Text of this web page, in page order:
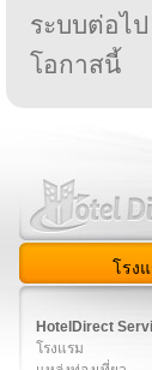
ระบบต่อ
โอกาสนี้
โรง
HotelDirect
โรงแรม